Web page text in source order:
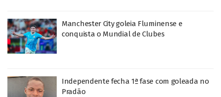
Manchester City goleia Fluminense e
conquista o Mundial de Clubes
Independente fecha 1ª fase com goleada no
Pradão